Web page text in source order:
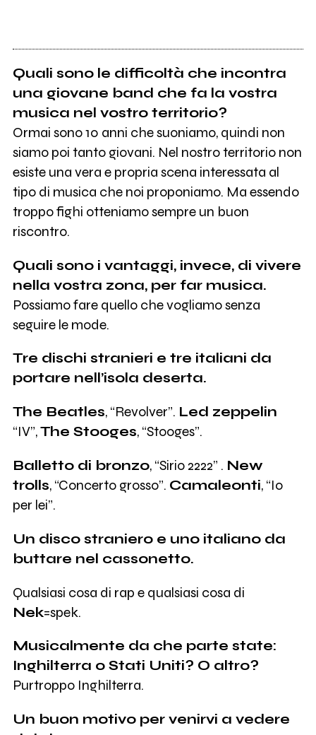
Quali sono le difficoltà che incontra
una giovane band che fa la vostra
musica nel vostro territorio?
Ormai sono 10 anni che suoniamo, quindi non
siamo poi tanto giovani. Nel nostro territorio non
esiste una vera e propria scena interessata al
tipo di musica che noi proponiamo. Ma essendo
troppo fighi otteniamo sempre un buon
riscontro.
Quali sono i vantaggi, invece, di vivere
nella vostra zona, per far musica.
Possiamo fare quello che vogliamo senza
seguire le mode.
Tre dischi stranieri e tre italiani da
portare nell’isola deserta.
The Beatles, “Revolver”. Led zeppelin
“IV”,The Stooges, “Stooges”.
Balletto di bronzo, “Sirio 2222” . New
trolls, “Concerto grosso”. Camaleonti, “Io
per lei”.
Un disco straniero e uno italiano da
buttare nel cassonetto.
Qualsiasi cosa di rap e qualsiasi cosa di
Nek=spek.
Musicalmente da che parte state:
Inghilterra o Stati Uniti? O altro?
Purtroppo Inghilterra.
Un buon motivo per venirvi a vedere